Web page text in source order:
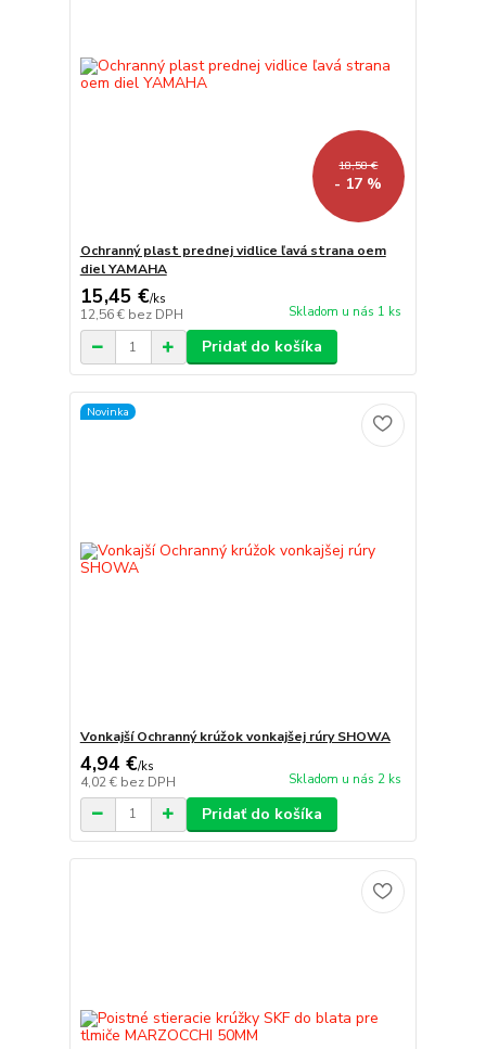
18,58 €
- 17 %
Ochranný plast prednej vidlice ľavá strana oem
diel YAMAHA
15,45 €/ks
12,56 € bez DPH Skladom u nás 1 ks
Pridať do košíka
Novinka
Vonkajší Ochranný krúžok vonkajšej rúry SHOWA
4,94 €/ks
4,02 € bez DPH Skladom u nás 2 ks
Pridať do košíka